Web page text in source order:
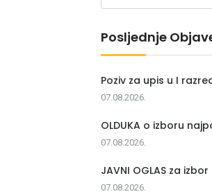
Posljednje
Poziv za upis u I
07.08.2026.
OLDUKA o izboru
07.08.2026.
JAVNI OGLAS za
07.08.2026.